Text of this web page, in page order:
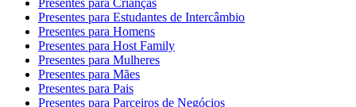
Presentes para Crianças
Presentes para Estudantes de Intercâmbio
Presentes para Homens
Presentes para Host Family
Presentes para Mulheres
Presentes para Mães
Presentes para Pais
Presentes para Parceiros de Negócios